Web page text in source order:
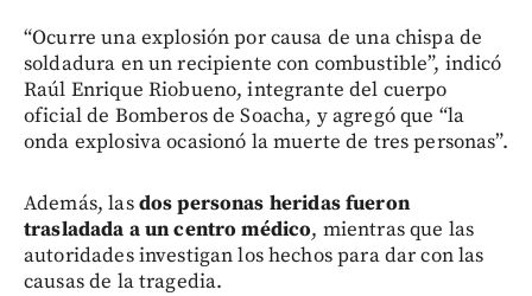
“Ocurre una explosión por causa de una chispa de
soldadura en un recipiente con combustible”, indicó
Raúl Enrique Riobueno, integrante del cuerpo
oficial de Bomberos de Soacha, y agregó que “la
onda explosiva ocasionó la muerte de tres personas”.
Además, lasdos personas heridas fueron
trasladada a un centro médico, mientras que las
autoridades investigan los hechos para dar con las
causas de la tragedia.